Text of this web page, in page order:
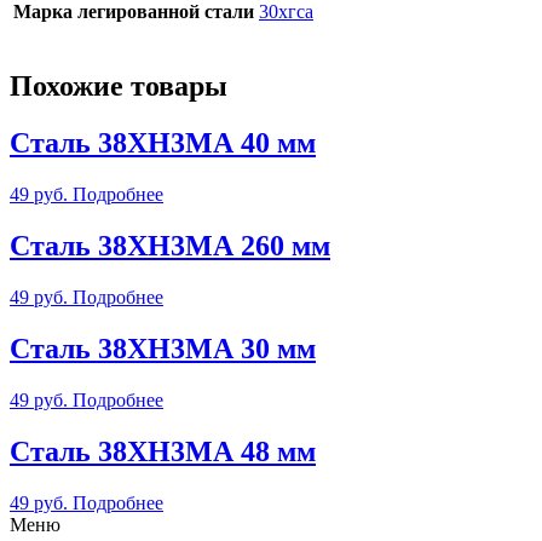
Марка легированной стали 30хгса
Похожие товары
Сталь 38ХН3МА 40 мм
49 руб. Подробнее
Сталь 38ХН3МА 260 мм
49 руб. Подробнее
Сталь 38ХН3МА 30 мм
49 руб. Подробнее
Сталь 38ХН3МА 48 мм
49 руб. Подробнее
Меню